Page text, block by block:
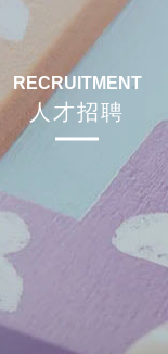
RECRUITMENT
人才招聘